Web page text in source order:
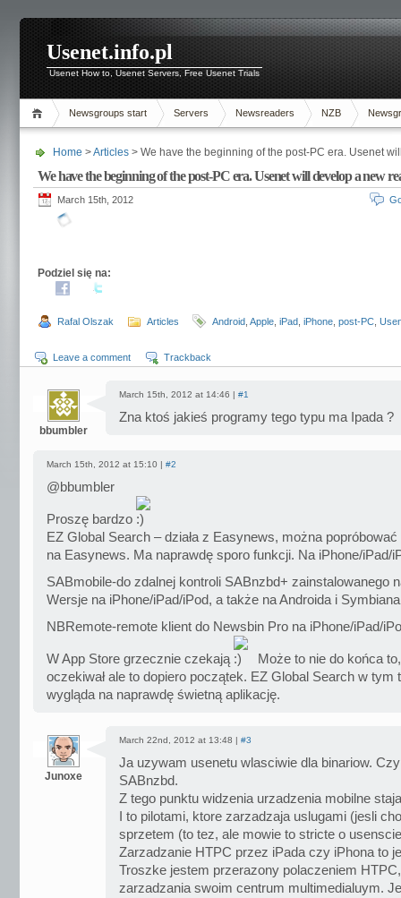
Usenet.info.pl
Usenet How to, Usenet Servers, Free Usenet Trials
Newsgroups start Servers Newsreaders NZB
Home >Articles > We have the beginning of the post-PC era. Usenet
We have the beginning of the post-PC era. Usenet will develop a new
March 15th, 2012
Podziel się na:
Rafal Olszak Articles Android Apple iPad iPhone post-PC
Leave a comment Trackback
bbumbler
March 15th, 2012 at 14:46 | #1
Zna ktoś jakieś programy tego typu ma Ipada ?
March 15th, 2012 at 15:10 | #2
@bbumbler
Proszę bardzo
EZ Global Search – działa z Easynews, można
na Easynews. Ma naprawdę sporo funkcji. Na iPhone/iPad/
SABmobile-do zdalnej kontroli SABnzbd+ zainstalowanego
Wersje na iPhone/iPad/iPod, a także na Androida i
NBRemote-remote klient do Newsbin Pro na iPhone/iPad/
W App Store grzecznie czekają
Może to nie do końca
oczekiwał ale to dopiero początek. EZ Global Search w tym
wygląda na naprawdę świetną aplikację.
Junoxe
March 22nd, 2012 at 13:48 | #3
Ja uzywam usenetu wlasciwie dla binariow.
SABnzbd.
Z tego punktu widzenia urzadzenia mobilne
I to pilotami, ktore zarzadzaja uslugami (jesli
sprzetem (to tez, ale mowie to stricte o
Zarzadzanie HTPC przez iPada czy iPhona to
Troszke jestem przerazony polaczeniem
zarzadzania swoim centrum multimedialuym.